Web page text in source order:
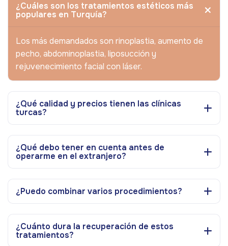
¿Cuáles son los tratamientos estéticos más
populares en Turquía?
Los más demandados son rinoplastia, aumento de
pecho, abdominoplastia, liposucción y
rejuvenecimiento facial con láser.
¿Qué calidad y precios tienen las clínicas
turcas?
¿Qué debo tener en cuenta antes de
operarme en el extranjero?
¿Puedo combinar varios procedimientos?
¿Cuánto dura la recuperación de estos
tratamientos?